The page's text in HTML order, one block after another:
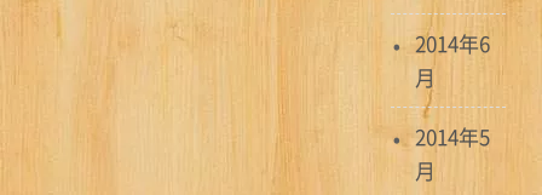
2014年6
月
2014年5
月